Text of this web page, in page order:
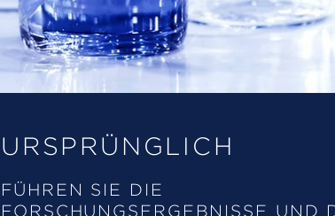
URSPRÜNGLICH
FÜHREN SIE DIE
FORSCHUNGSERGEBNISSE UND